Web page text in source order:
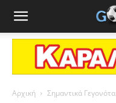
Αρχική Σημαντικά Γεγονότα